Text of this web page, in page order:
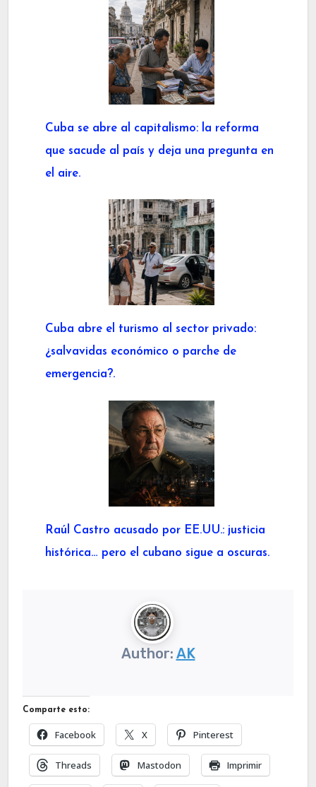
Cuba se abre al capitalismo: la reforma
que sacude al país y deja una pregunta en
el aire.
Cuba abre el turismo al sector privado:
¿salvavidas económico o parche de
emergencia?.
Raúl Castro acusado por EE.UU.: justicia
histórica… pero el cubano sigue a oscuras.
Author: AK
Comparte esto:
Facebook X Pinterest
Threads Mastodon Imprimir